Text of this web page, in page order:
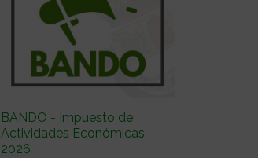
BANDO - Impuesto de
Actividades Económicas
2026